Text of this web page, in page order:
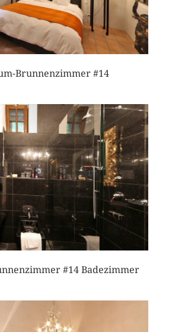
Brunnenzimmer #14
#14 Badezimmer